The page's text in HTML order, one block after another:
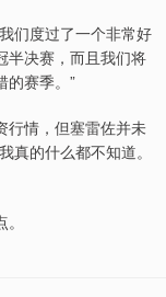
们度过了一个非常好
半决赛，而且我们将
的赛季。”
行情，但塞雷佐并未
真的什么都不知道。